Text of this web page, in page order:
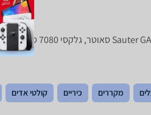
מקררים כיריים קולטי אדים